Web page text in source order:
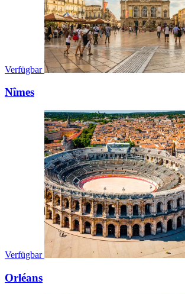
Verfügbar
Nîmes
Verfügbar
Orléans